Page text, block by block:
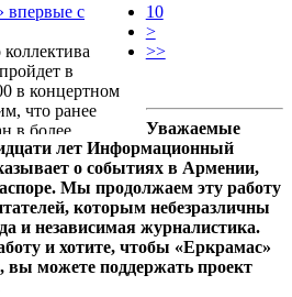
с
в
в концертном
что ранее
в более
10
>
>>
Уважаемые
лет Информационный
о событиях в Армении,
Мы продолжаем эту работу
которым небезразличны
и независимая журналистика.
и хотите, чтобы «Еркрамас»
вы можете поддержать проект